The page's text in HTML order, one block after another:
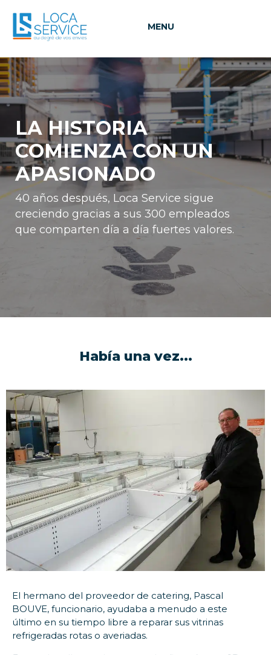
MENU
LA HISTORIA
COMIENZACON UN
APASIONADO
40 años después, Loca Service sigue
creciendo gracias a sus 300 empleados
que comparten día a día fuertes valores.
Había una vez...
El hermano del proveedor de catering, Pascal
BOUVE, funcionario, ayudaba a menudo a este
último en su tiempo libre a reparar sus vitrinas
refrigeradas rotas o averiadas.